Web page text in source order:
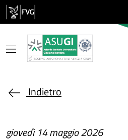
Salta al contenuto principale
Indietro
giovedì 14 maggio 2026